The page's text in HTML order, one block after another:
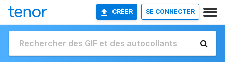
CRÉER SE CONNECTER